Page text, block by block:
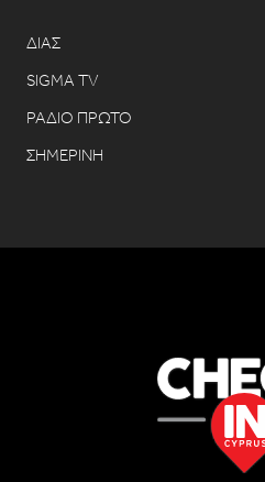
ΔΙΑΣ
SIGMA TV
ΡΑΔΙΟ ΠΡΩΤΟ
ΣΗΜΕΡΙΝΗ